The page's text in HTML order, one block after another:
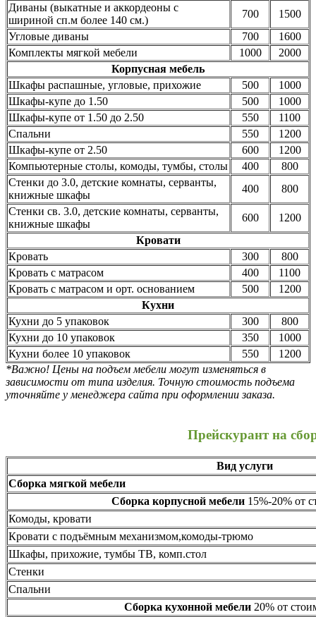
Диваны (выкатные и аккордеоны с
шириной сп.м более 140 см.)
700
1500
Угловые диваны
700
1600
Комплекты мягкой мебели
1000
2000
Корпусная мебель
Шкафы распашные, угловые, прихожие
500
1000
Шкафы-купе до 1.50
500
1000
Шкафы-купе от 1.50 до 2.50
550
1100
Спальни
550
1200
Шкафы-купе от 2.50
600
1200
Компьютерные столы, комоды, тумбы, столы
400
800
Стенки до 3.0, детские комнаты, серванты,
книжные шкафы
400
800
Стенки св. 3.0, детские комнаты, серванты,
книжные шкафы
600
1200
Кровати
Кровать
300
800
Кровать с матрасом
400
1100
Кровать с матрасом и орт. основанием
500
1200
Кухни
Кухни до 5 упаковок
300
800
Кухни до 10 упаковок
350
1000
Кухни более 10 упаковок
550
1200
*Важно! Цены на подъем мебели могут изменяться в
зависимости от типа изделия. Точную стоимость подъема
уточняйте у менеджера сайта при оформлении заказа.
Прейскурант на
Вид услуги
Сборка мягкой мебели
Сборка корпусной мебели15%-20% от
Комоды, кровати
Кровати с подъёмным механизмом,комоды-трюмо
Шкафы, прихожие, тумбы ТВ, комп.стол
Стенки
Спальни
Сборка кухонной мебели20% от